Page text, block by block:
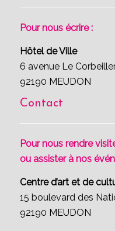
Pour nous écrire :
Hôtel de Ville
6 avenue Le
92190 MEUDON
Contact
Pour nous rendre
ou assister à nos
Centre d’art et de
15 boulevard des
92190 MEUDON